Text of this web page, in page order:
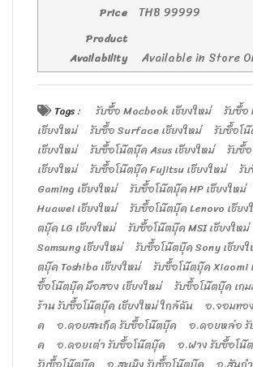
Price THB 99999
Product
Availability
Available in Store
Tags : รับซื้อ Macbook เชียงใหม่
รับซื้อ
เชียงใหม่
รับซื้อ Surface เชียงใหม่
รับซื้อโ
เชียงใหม่
รับซื้อโน๊ตบุ๊ค Asus เชียงใหม่
รับซื้
เชียงใหม่
รับซื้อโน๊ตบุ๊ค Fujitsu เชียงใหม่
รั
Gaming เชียงใหม่
รับซื้อโน๊ตบุ๊ค HP เชียงใหม่
Huawei เชียงใหม่
รับซื้อโน๊ตบุ๊ค Lenovo เชียง
ตบุ๊ค LG เชียงใหม่
รับซื้อโน๊ตบุ๊ค MSI เชียงใหม่
Samsung เชียงใหม่
รับซื้อโน๊ตบุ๊ค Sony เชียง
ตบุ๊ค Toshiba เชียงใหม่
รับซื้อโน๊ตบุ๊ค Xiaomi
ซื้อโน๊ตบุ๊ค มือสอง เชียงใหม่
รับซื้อโน๊ตบุ๊ค เก
ร้าน รับซื้อโน๊ตบุ๊ค เชียงใหม่ ใกล้ฉัน
อ.จอมทอ
ค
อ.ดอยสะเก็ด รับซื้อโน๊ตบุ๊ค
อ.ดอยหล่อ รั
ค
อ.ดอยเต่า รับซื้อโน๊ตบุ๊ค อ.ฝาง รับซื้อโน๊